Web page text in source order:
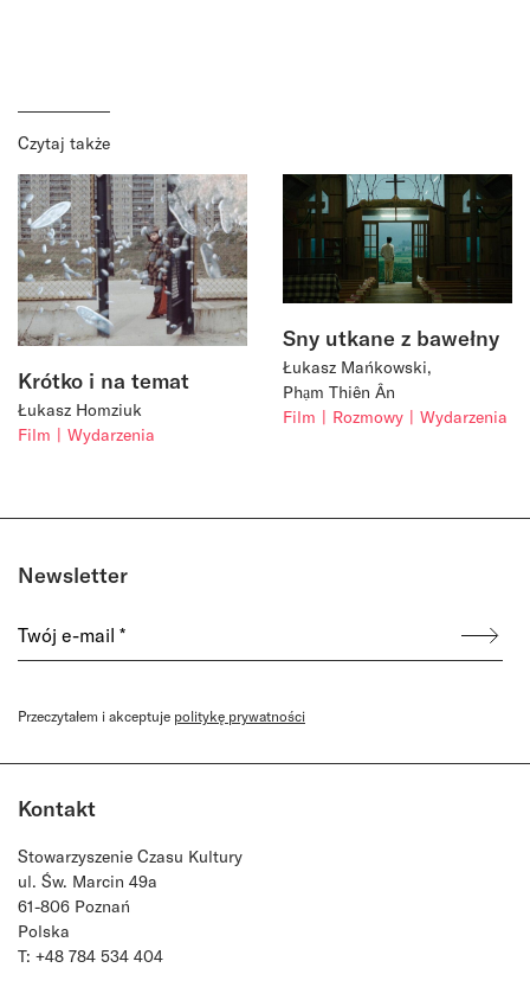
Czytaj także
Krótko i na temat
Łukasz Homziuk
Film
Wydarzenia
Sny utkane z bawełny
Łukasz Mańkowski
Phạm Thiên Ân
Film
Rozmowy Wydarzenia
Newsletter
Przeczytałem i akceptuje politykę prywatności
Kontakt
Stowarzyszenie Czasu Kultury
ul. Św. Marcin 49a
61-806 Poznań
Polska
T: +48 784 534 404